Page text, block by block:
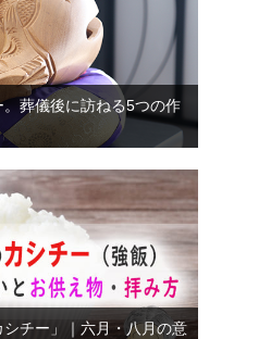
葬儀後に訪ねる5つの作
チー」｜六月・八月の意